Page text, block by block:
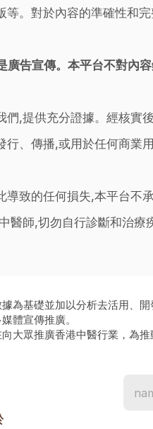
。對於內容的準確性和
告宣傳。本平台不對內
,提供充分證據。經核實
、傳播,或用於任何商業
致的任何損失,本平台不承
師,切勿自行診斷和治
據為基礎並加以分析去活用、
體宣傳推廣。
向大眾推廣香港中醫行業，為推